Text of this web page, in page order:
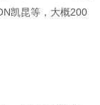
凯昆等，大概200